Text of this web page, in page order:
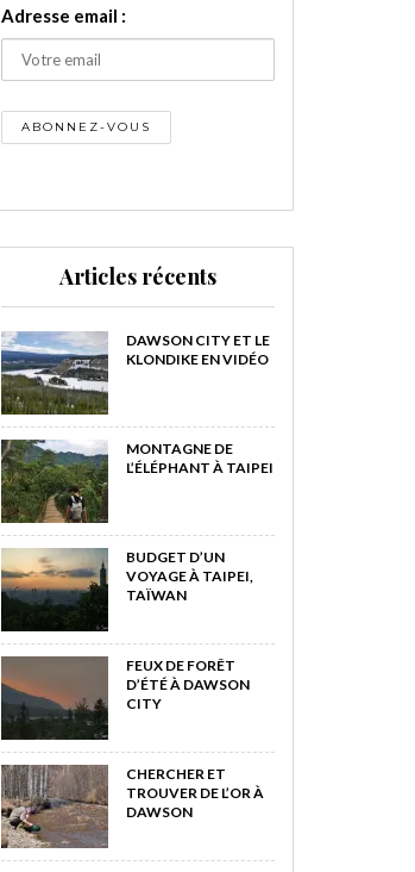
Adresse email :
Articles récents
DAWSON CITY ET LE
KLONDIKE EN VIDÉO
MONTAGNE DE
L’ÉLÉPHANT À TAIPEI
BUDGET D’UN
VOYAGE À TAIPEI,
TAÏWAN
FEUX DE FORÊT
D’ÉTÉ À DAWSON
CITY
CHERCHER ET
TROUVER DE L’OR À
DAWSON